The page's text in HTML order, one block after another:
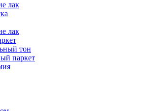
лак
лак
тон
паркет